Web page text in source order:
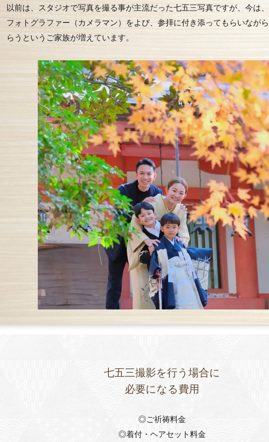
以前は、スタジオで写真を撮る事が主流だった七五三写真ですが、今は
フォトグラファー（カメラマン）をよび、参拝に付き添ってもらいなが
らうというご家族が増えています。
七五三撮影を行う場合に
必要になる費用
◎ご祈祷料金
◎着付・ヘアセット料金